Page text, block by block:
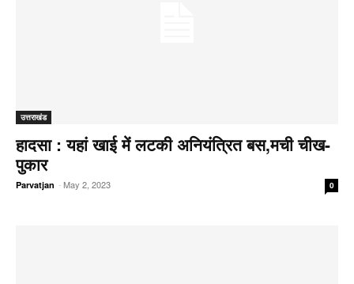
उत्तराखंड
हादसा : यहां खाई में लटकी अनियंत्रित बस,मची चीख-
पुकार
Parvatjan -May 2, 2023 0